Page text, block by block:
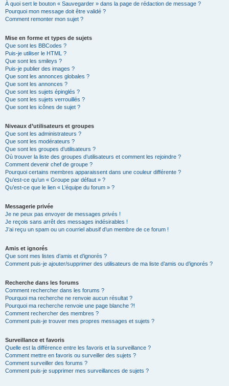
À quoi sert le bouton « Sauvegarder » dans la page de rédaction de message ?
Pourquoi mon message doit être validé ?
Comment remonter mon sujet ?
Mise en forme et types de sujets
Que sont les BBCodes ?
Puis-je utiliser le HTML ?
Que sont les smileys ?
Puis-je publier des images ?
Que sont les annonces globales ?
Que sont les annonces ?
Que sont les sujets épinglés ?
Que sont les sujets verrouillés ?
Que sont les icônes de sujet ?
Niveaux d’utilisateurs et groupes
Que sont les administrateurs ?
Que sont les modérateurs ?
Que sont les groupes d’utilisateurs ?
Où trouver la liste des groupes d’utilisateurs et comment les rejoindre ?
Comment devenir chef de groupe ?
Pourquoi certains membres apparaissent dans une couleur différente ?
Qu’est-ce qu’un « Groupe par défaut » ?
Qu’est-ce que le lien « L’équipe du forum » ?
Messagerie privée
Je ne peux pas envoyer de messages privés !
Je reçois sans arrêt des messages indésirables !
J’ai reçu un spam ou un courriel abusif d’un membre de ce forum !
Amis et ignorés
Que sont mes listes d’amis et d’ignorés ?
Comment puis-je ajouter/supprimer des utilisateurs de ma liste d’amis ou d’ignorés ?
Recherche dans les forums
Comment rechercher dans les forums ?
Pourquoi ma recherche ne renvoie aucun résultat ?
Pourquoi ma recherche renvoie une page blanche ?!
Comment rechercher des membres ?
Comment puis-je trouver mes propres messages et sujets ?
Surveillance et favoris
Quelle est la différence entre les favoris et la surveillance ?
Comment mettre en favoris ou surveiller des sujets ?
Comment surveiller des forums ?
Comment puis-je supprimer mes surveillances de sujets ?